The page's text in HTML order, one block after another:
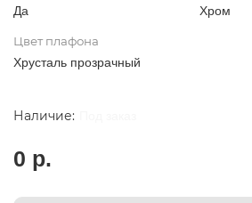
Да
Хром
Цвет плафона
Хрусталь прозрачный
0 р.